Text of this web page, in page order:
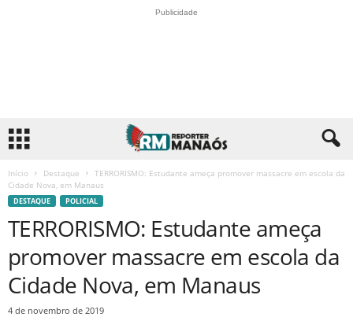
Publicidade
Início Destaque
TERRORISMO: Estudante ameça promover massacre em escola da
Cidade Nova, em Manaus
DESTAQUE POLICIAL
TERRORISMO: Estudante ameça
promover massacre em escola da
Cidade Nova, em Manaus
4 de novembro de 2019